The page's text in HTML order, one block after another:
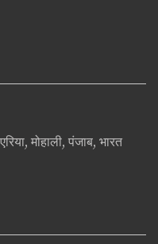
मोहाली, पंजाब, भारत